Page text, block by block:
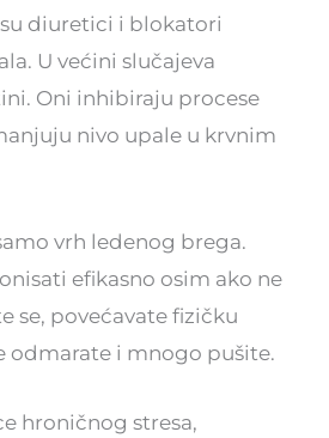
diuretici i blokatori
U većini slučajeva
Oni inhibiraju procese
nivo upale u krvnim
vrh ledenog brega.
efikasno osim ako ne
se, povećavate fizičku
odmarate i mnogo pušite.
hroničnog stresa,